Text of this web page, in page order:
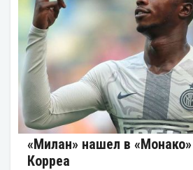
«Милан» нашел в «Монако»
Корреа